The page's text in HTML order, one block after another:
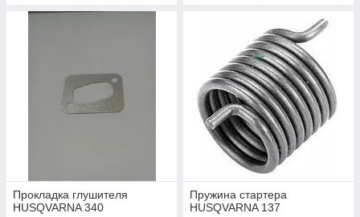
Прокладка глушителя
HUSQVARNA 340
Пружина стартера
HUSQVARNA 137